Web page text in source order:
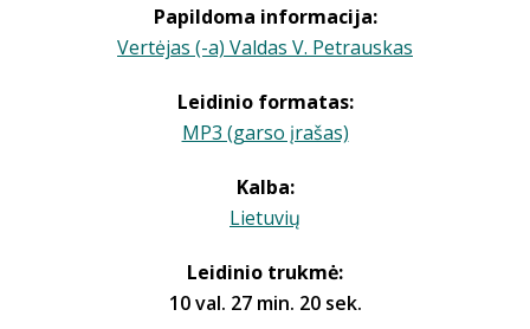
Papildoma informacija:
Vertėjas (-a) Valdas V. Petrauskas
Leidinio formatas:
MP3 (garso įrašas)
Kalba:
Lietuvių
Leidinio trukmė:
10 val. 27 min. 20 sek.